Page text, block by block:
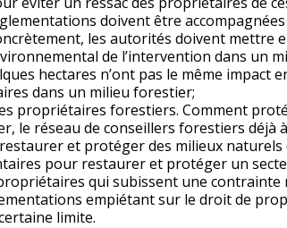
doivent être
les autorités doivent mettre
de l’intervention dans un
hectares n’ont pas le même
dans un milieu forestier;
propriétaires forestiers. Comment
le réseau de conseillers forestiers déjà
et protéger des milieux
pour restaurer et protéger un
qui subissent une
empiétant sur le droit de
limite.